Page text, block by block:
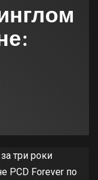
три роки
PCD Forever по